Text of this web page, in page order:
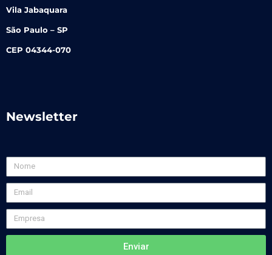
Vila Jabaquara
São Paulo – SP
CEP 04344-070
Newsletter
Enviar